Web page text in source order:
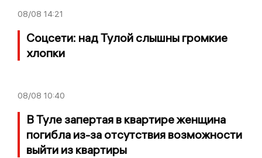
08/08 14:21
Соцсети: над Тулой слышны громкие
хлопки
08/08 10:40
В Туле запертая в квартире женщина
погибла из-за отсутствия возможности
выйти из квартиры